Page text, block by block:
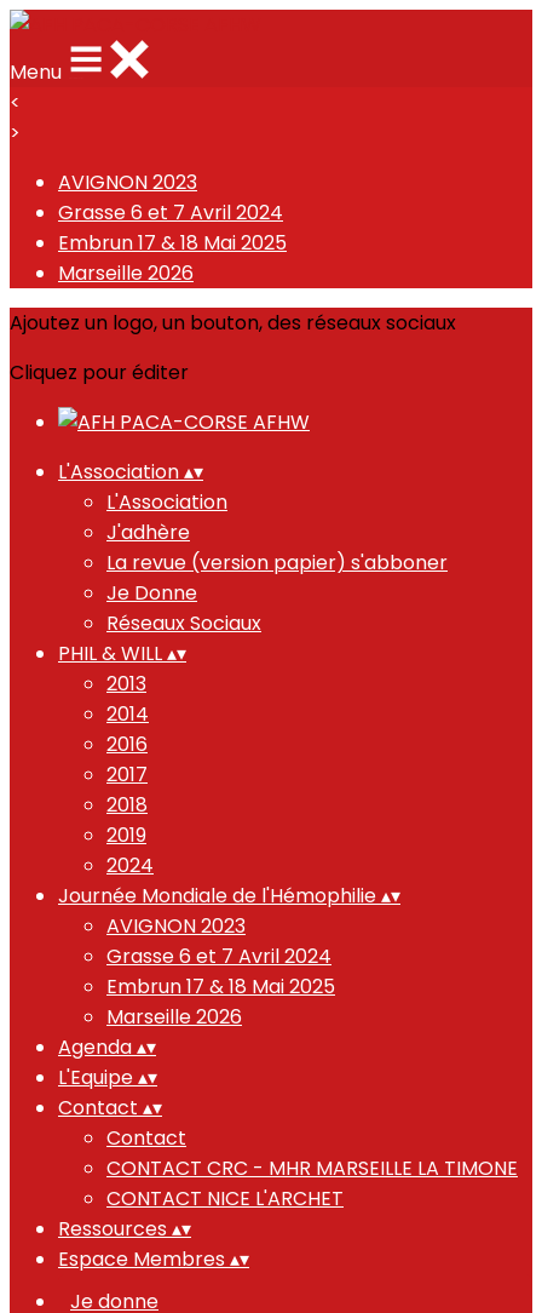
Menu
<
>
AVIGNON 2023
Grasse 6 et 7 Avril 2024
Embrun 17 & 18 Mai 2025
Marseille 2026
Ajoutez un logo, un bouton, des réseaux sociaux
Cliquez pour éditer
L'Association▴▾
L'Association
J'adhère
La revue (version papier) s'abboner
Je Donne
Réseaux Sociaux
PHIL & WILL▴▾
2013
2014
2016
2017
2018
2019
2024
Journée Mondiale de l'Hémophilie▴▾
AVIGNON 2023
Grasse 6 et 7 Avril 2024
Embrun 17 & 18 Mai 2025
Marseille 2026
Agenda▴▾
L'Equipe▴▾
Contact ▴▾
Contact
CONTACT CRC - MHR MARSEILLE LA TIMONE
CONTACT NICE L'ARCHET
Ressources ▴▾
Espace Membres ▴▾
Je donne